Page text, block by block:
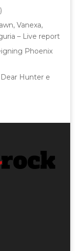
Vanexa,
– Live report
Phoenix
Dear Hunter e